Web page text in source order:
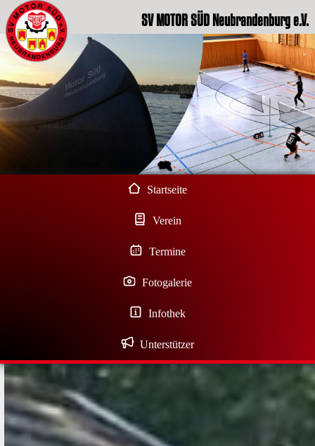
SV MOTOR SÜD Neubrandenburg e.V.
Startseite
Verein
Termine
Fotogalerie
Infothek
Unterstützer